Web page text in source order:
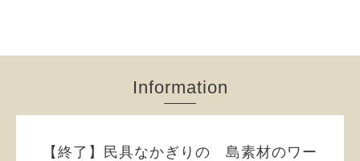
Information
【終了】民具なかぎりの 島素材のワー